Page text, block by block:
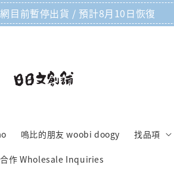
目前暫停出貨 / 預計8月10日恢復
嗚比的朋友 woobi doogy 找品項
作 Wholesale Inquiries